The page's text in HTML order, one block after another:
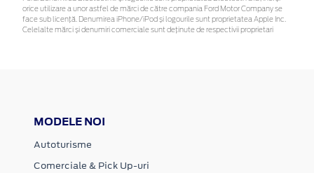
orice utilizare a unor astfel de mărci de către compania Ford Motor Company se
face sub licență. Denumirea iPhone/iPod și logourile sunt proprietatea Apple Inc.
Celelalte mărci și denumiri comerciale sunt deținute de respectivii proprietari
MODELE NOI
Autoturisme
Comerciale & Pick Up-uri